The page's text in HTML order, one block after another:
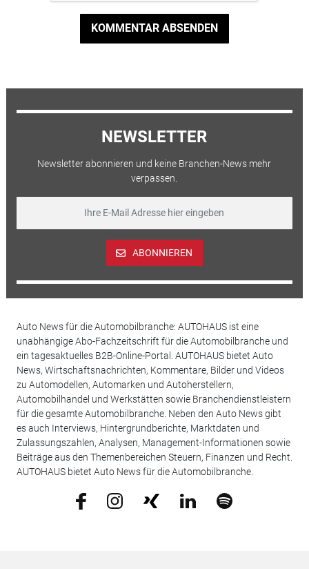
KOMMENTAR ABSENDEN
NEWSLETTER
Newsletter abonnieren und keine Branchen-News mehr
verpassen.
ABONNIEREN
Auto News für die Automobilbranche: AUTOHAUS ist eine
unabhängige Abo-Fachzeitschrift für die Automobilbranche und
ein tagesaktuelles B2B-Online-Portal. AUTOHAUS bietet Auto
News, Wirtschaftsnachrichten, Kommentare, Bilder und Videos
zu Automodellen, Automarken und Autoherstellern,
Automobilhandel und Werkstätten sowie Branchendienstleistern
für die gesamte Automobilbranche. Neben den Auto News gibt
es auch Interviews, Hintergrundberichte, Marktdaten und
Zulassungszahlen, Analysen, Management-Informationen sowie
Beiträge aus den Themenbereichen Steuern, Finanzen und Recht.
AUTOHAUS bietet Auto News für die Automobilbranche.